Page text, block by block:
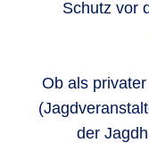
Schutz vor
Ob als
der